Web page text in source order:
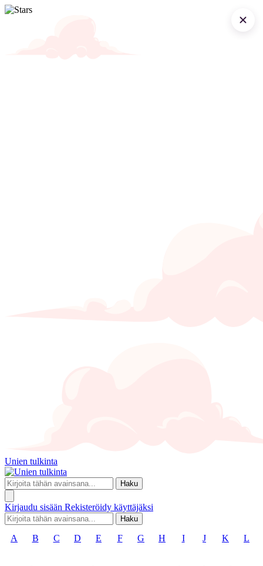
Unien tulkinta
Haku
Kirjaudu sisään Rekisteröidy käyttäjäksi
Haku
A B C D E F G H I J K L